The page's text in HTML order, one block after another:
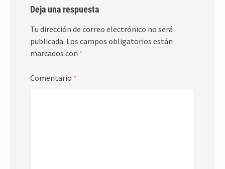
Deja una respuesta
Tu dirección de correo electrónico no será
publicada. Los campos obligatorios están
marcados con *
Comentario *